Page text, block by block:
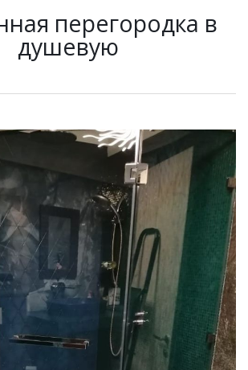
перегородка в
душевую